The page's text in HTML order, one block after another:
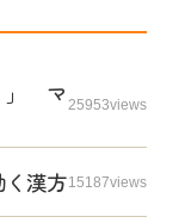
」 マ 25953views
漢方15187views